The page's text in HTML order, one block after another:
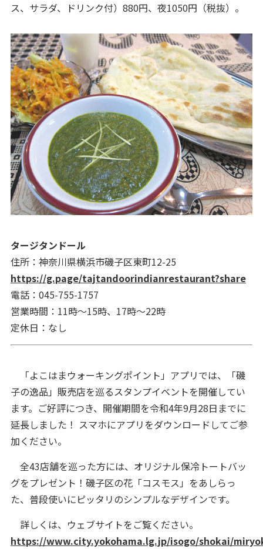
ス、サラダ、ドリンク付）880円、夜1050円（税抜）。
タージタンドール
住所：神奈川県横浜市磯子区東町12-25
https://g.page/tajtandoorindianrestaurant?share
電話：045-755-1757
営業時間：11時～15時、17時～22時
定休日：なし
「よこはまウォーキングポイント」アプリでは、「磯
子の逸品」販売店を巡るスタンプイベントを開催してい
ます。ご好評につき、開催期間を令和4年9月28日までに
延長しました！ スマホにアプリをダウンロードしてご参
加ください。
全43店舗を巡った方には、オリジナル保冷トートバッ
グをプレゼント！磯子区の花「コスモス」をあしらっ
た、普段使いにピッタリのシンプルなデザインです。
詳しくは、ウェブサイトをご覧ください。
https://www.city.yokohama.lg.jp/isogo/shokai/